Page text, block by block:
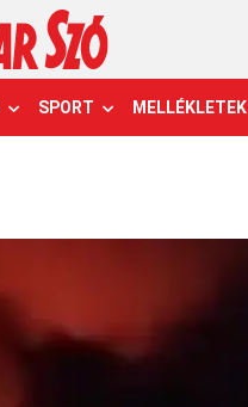
SPORT MELLÉKLETEK